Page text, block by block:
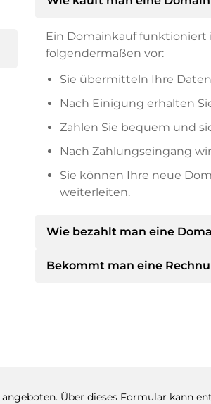
Ein Domainkauf funktioniert
folgendermaßen vor:
Sie übermitteln Ihre
Nach Einigung erhalten
Zahlen Sie bequem und
Nach Zahlungseingang
Sie können Ihre neue
weiterleiten.
Wie bezahlt man eine
Nach einer Einigung wird
Bekommt man eine
angeboten. Über dieses Formular kann